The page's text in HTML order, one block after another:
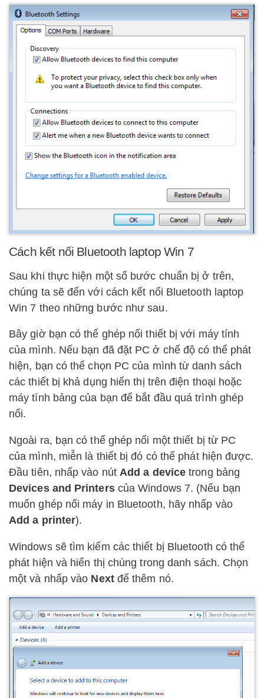
Cách kết nối Bluetooth laptop Win 7
Sau khi thực hiện một số bước chuẩn bị ở trên,
chúng ta sẽ đến với cách kết nối Bluetooth laptop
Win 7 theo những bước như sau.
Bây giờ bạn có thể ghép nối thiết bị với máy tính
của mình. Nếu bạn đã đặt PC ở chế độ có thể phát
hiện, bạn có thể chọn PC của mình từ danh sách
các thiết bị khả dụng hiển thị trên điện thoại hoặc
máy tính bảng của bạn để bắt đầu quá trình ghép
nối.
Ngoài ra, bạn có thể ghép nối một thiết bị từ PC
của mình, miễn là thiết bị đó có thể phát hiện được.
Đầu tiên, nhấp vào nútAdd a device trong bảng
Devices and Printerscủa Windows 7. (Nếu bạn
muốn ghép nối máy in Bluetooth, hãy nhấp vào
Add a printer).
Windows sẽ tìm kiếm các thiết bị Bluetooth có thể
phát hiện và hiển thị chúng trong danh sách. Chọn
một và nhấp vào Nextđể thêm nó.